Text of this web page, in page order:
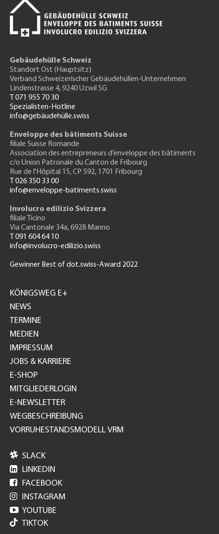
Gebäudehülle Schweiz
Standort Ost (Hauptsitz)
Verband Schweizerischer Gebäudehüllen-Unternehmen
Lindenstrasse 4, 9240 Uzwil SG
T 071 955 70 30
Spezialisten-Hotline
info@gebäudehülle.swiss
Enveloppe des bâtiments Suisse
filiale Suisse Romande
Association des entrepreneurs d’enveloppe des bâtiments
c/o Union Patronale du Canton de Fribourg
Rue de l'Hôpital 15, CP 592, 1701 Fribourg
T 026 350 33 00
info@enveloppe-batiments.swiss
Involucro edilizio Svizzera
filiale Ticino
Via Cantonale 34a, 6928 Manno
T 091 604 64 10
info@involucro-edilizio.swiss
Gewinner Best of dot.swiss-Award 2022
GH
KÖNIGSWEG E+
NEWS
TERMINE
MEDIEN
IMPRESSUM
JOBS & KARRIERE
E-SHOP
MITGLIEDERLOGIN
E-NEWSLETTER
WEGBESCHREIBUNG
VORRUHESTANDSMODELL VRM
 SLACK
 LINKEDIN
 FACEBOOK
 INSTAGRAM
 YOUTUBE
TIKTOK